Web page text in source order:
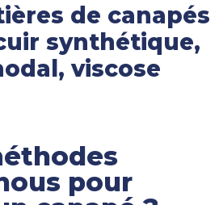
de canapés
synthétique,
viscose
pour